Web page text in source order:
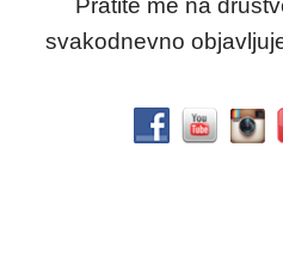
Pratite me na
svakodnevno